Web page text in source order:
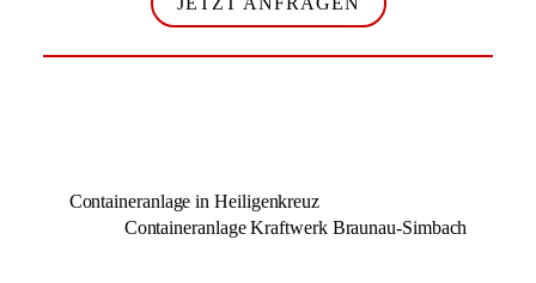
Containeranlage in Heiligenkreuz
Containeranlage Kraftwerk Braunau-Simbach